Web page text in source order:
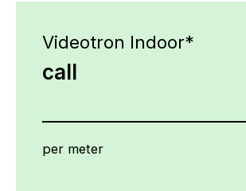
Videotron Indoor*
call
per meter